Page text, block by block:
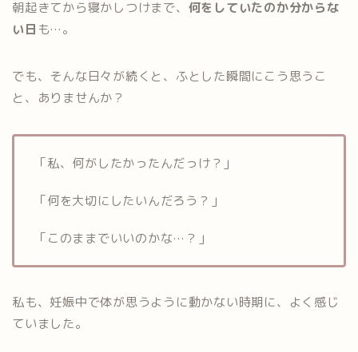
朝起きてから寝かしつけまで、 何をしていたのか分からな
い日 も…。
でも、そんな日々が続くと、ふとした瞬間にこう思うこ
と、ありませんか？
「私、何がしたかったんだっけ？」
「何を大切にしたいんだろう？」
「このままでいいのかな…？」
私も、妊娠中で体が思うように動かない時期に、よく感じ
ていました。